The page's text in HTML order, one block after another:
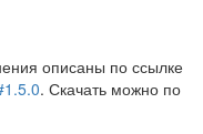
описаны по ссылке
. Скачать можно по